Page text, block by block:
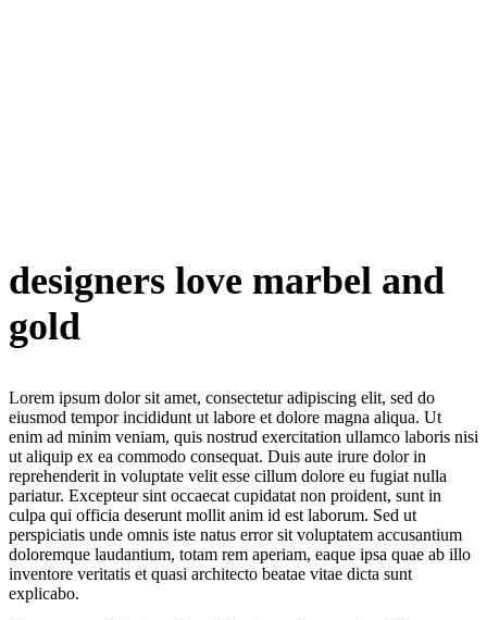
designers love marbel and
gold
Lorem ipsum dolor sit amet, consectetur adipiscing elit, sed do
eiusmod tempor incididunt ut labore et dolore magna aliqua. Ut
enim ad minim veniam, quis nostrud exercitation ullamco laboris nisi
ut aliquip ex ea commodo consequat. Duis aute irure dolor in
reprehenderit in voluptate velit esse cillum dolore eu fugiat nulla
pariatur. Excepteur sint occaecat cupidatat non proident, sunt in
culpa qui officia deserunt mollit anim id est laborum. Sed ut
perspiciatis unde omnis iste natus error sit voluptatem accusantium
doloremque laudantium, totam rem aperiam, eaque ipsa quae ab illo
inventore veritatis et quasi architecto beatae vitae dicta sunt
explicabo.